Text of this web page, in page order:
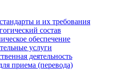
и их требования
состав
обеспечение
услуги
деятельность
приема (перевода)